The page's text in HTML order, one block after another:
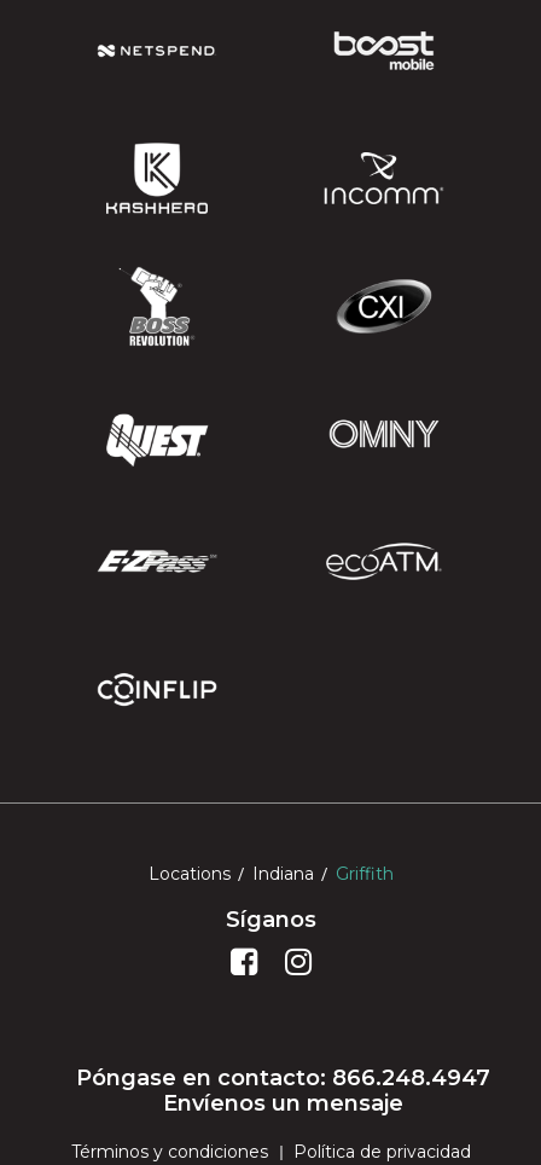
Locations Indiana Griffith
Síganos
Póngase en contacto: 866.248.4947
Envíenos un mensaje
Términos y condiciones Política de privacidad